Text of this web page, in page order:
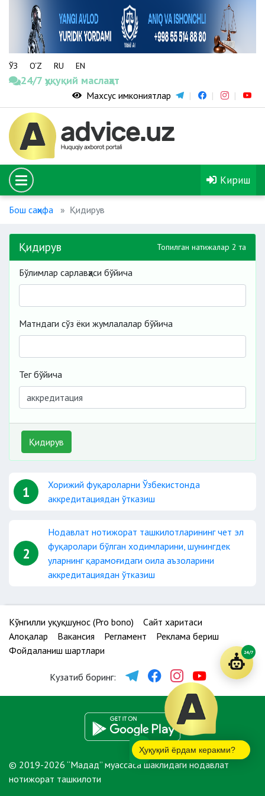
ЎЗ O‘Z RU EN
24/7 ҳуқуқий маслаҳат
Махсус имкониятлар
Кириш
Бош саҳифа Қидирув
Қидирув Топилган натижалар 2 та
Бўлимлар сарлавҳаси бўйича
Матндаги сўз ёки жумлалалар бўйича
Тег бўйича
Қидирув
1
Хорижий фуқароларни Ўзбекистонда
аккредитациядан ўтказиш
2
Нодавлат нотижорат ташкилотларининг чет эл
фуқаролари бўлган ходимларини, шунингдек
уларнинг қарамоғидаги оила аъзоларини
аккредитациядан ўтказиш
Кўнгилли ҳуқуқшунос (Pro bono)
Сайт харитаси
Алоқалар
Вакансия Регламент
Реклама бериш
Фойдаланиш шартлари
Кузатиб боринг:
© 2019-2026 “Мадад” муассаса шаклидаги нодавлат
нотижорат ташкилоти
Ҳуқуқий ёрдам керакми?
24/7